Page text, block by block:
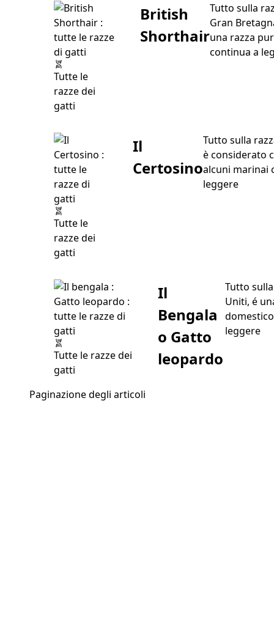
Tutte le
razze dei
gatti
British
Shorthair
Tutto sulla
Gran
una razza
continua a
Tutte le
razze dei
gatti
Il
Certosino
Tutto sulla
è considerato
alcuni marinai
leggere“Il
Tutte le razze dei
gatti
Il
Bengala
o Gatto
leopardo
Tutto
Uniti, é
leggere“Il
Paginazione degli articoli